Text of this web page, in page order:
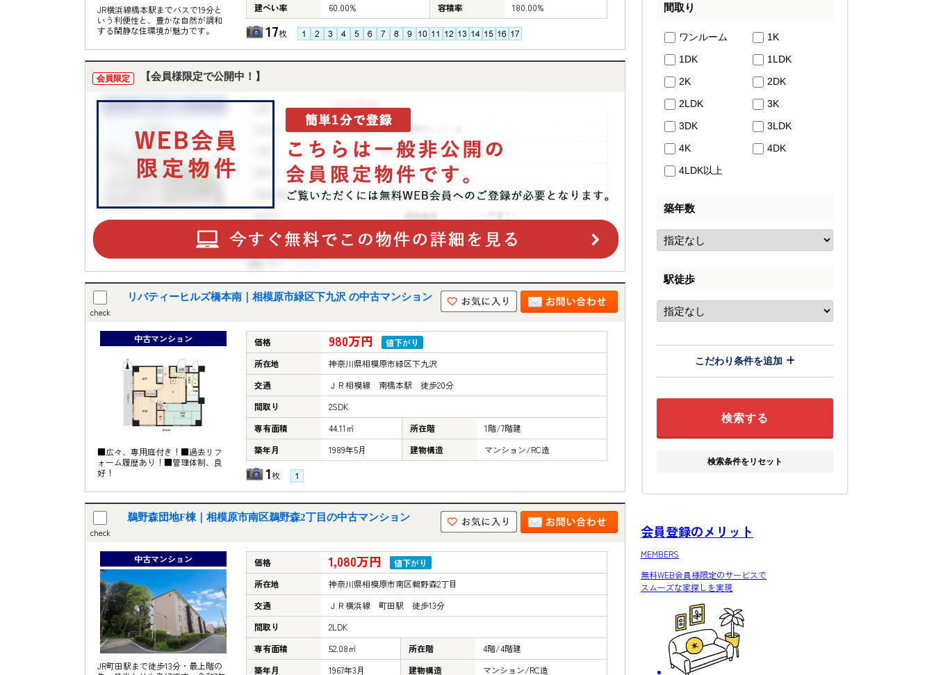
JR横浜線橋本駅までバスで19分と
いう利便性と、豊かな自然が調和
する閑静な住環境が魅力です。
建ぺい率
60.00% 容積率 180.00%
17枚
会員限定 【会員様限定で公開中！】
check
リバティーヒルズ橋本南｜相模原市緑区下九沢 の中古マンション
中古マンション
■広々、専用庭付き！■過去リフ
ォーム履歴あり！■管理体制、良
好！
価格 980万円
値下がり
所在地
神奈川県相模原市緑区下九沢
交通
ＪＲ相模線 南橋本駅 徒歩20分
間取り
2SDK
専有面積
44.11㎡ 所在階
1階/7階建
築年月
1989年5月 建物構造 マンション/RC造
1枚
check
鵜野森団地F棟｜相模原市南区鵜野森2丁目の中古マンション
中古マンション
JR町田駅まで徒歩13分・最上階の
価格 1,080万円
値下がり
所在地
神奈川県相模原市南区鵜野森2丁目
交通
ＪＲ横浜線 町田駅 徒歩13分
間取り
2LDK
専有面積
52.08㎡ 所在階
4階/4階建
築年月
1967年3月 建物構造 マンション/RC造
間取り
ワンルーム
1K
1DK
1LDK
2K
2DK
2LDK
3K
3DK
3LDK
4K
4DK
4LDK以上
築年数
駅徒歩
こだわり条件を追加
検索条件をリセット
会員登録のメリット
MEMBERS
無料WEB会員様限定のサービスで
スムーズな家探しを実現